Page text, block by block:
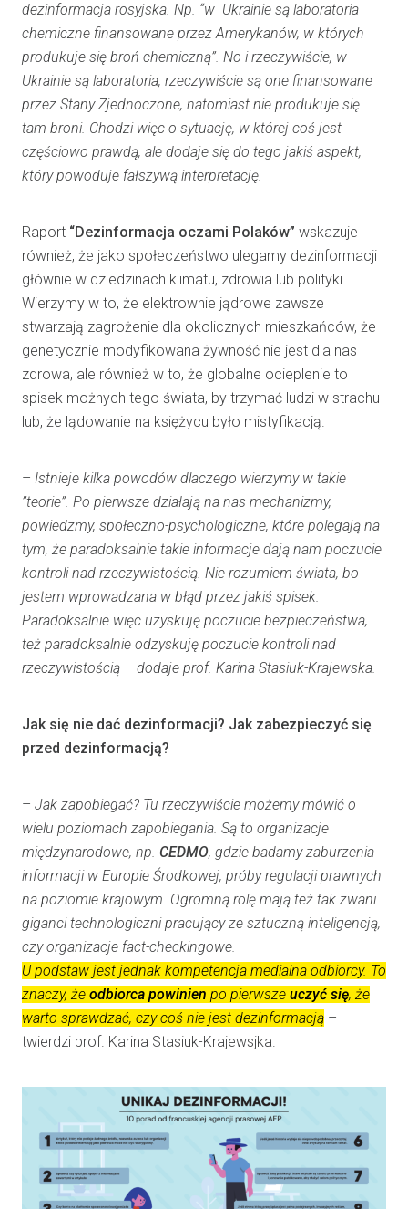
dezinformacja rosyjska. Np. “w Ukrainie są laboratoria
chemiczne finansowane przez Amerykanów, w których
produkuje się broń chemiczną”. No i rzeczywiście, w
Ukrainie są laboratoria, rzeczywiście są one finansowane
przez Stany Zjednoczone, natomiast nie produkuje się
tam broni. Chodzi więc o sytuację, w której coś jest
częściowo prawdą, ale dodaje się do tego jakiś aspekt,
który powoduje fałszywą interpretację.
Raport “Dezinformacja oczami Polaków” wskazuje
również, że jako społeczeństwo ulegamy dezinformacji
głównie w dziedzinach klimatu, zdrowia lub polityki.
Wierzymy w to, że elektrownie jądrowe zawsze
stwarzają zagrożenie dla okolicznych mieszkańców, że
genetycznie modyfikowana żywność nie jest dla nas
zdrowa, ale również w to, że globalne ocieplenie to
spisek możnych tego świata, by trzymać ludzi w strachu
lub, że lądowanie na księżycu było mistyfikacją.
– Istnieje kilka powodów dlaczego wierzymy w takie
”teorie”. Po pierwsze działają na nas mechanizmy,
powiedzmy, społeczno-psychologiczne, które polegają na
tym, że paradoksalnie takie informacje dają nam poczucie
kontroli nad rzeczywistością. Nie rozumiem świata, bo
jestem wprowadzana w błąd przez jakiś spisek.
Paradoksalnie więc uzyskuję poczucie bezpieczeństwa,
też paradoksalnie odzyskuję poczucie kontroli nad
rzeczywistością – dodaje prof. Karina Stasiuk-Krajewska.
Jak się nie dać dezinformacji? Jak zabezpieczyć się
przed dezinformacją?
– Jak zapobiegać? Tu rzeczywiście możemy mówić o
wielu poziomach zapobiegania. Są to organizacje
międzynarodowe, np. CEDMO, gdzie badamy zaburzenia
informacji w Europie Środkowej, próby regulacji prawnych
na poziomie krajowym. Ogromną rolę mają też tak zwani
giganci technologiczni pracujący ze sztuczną inteligencją,
czy organizacje fact-checkingowe.
U podstaw jest jednak kompetencja medialna odbiorcy. To
znaczy, że odbiorca powinien po pierwsze uczyć się, że
warto sprawdzać, czy coś nie jest dezinformacją –
twierdzi prof. Karina Stasiuk-Krajewsjka.